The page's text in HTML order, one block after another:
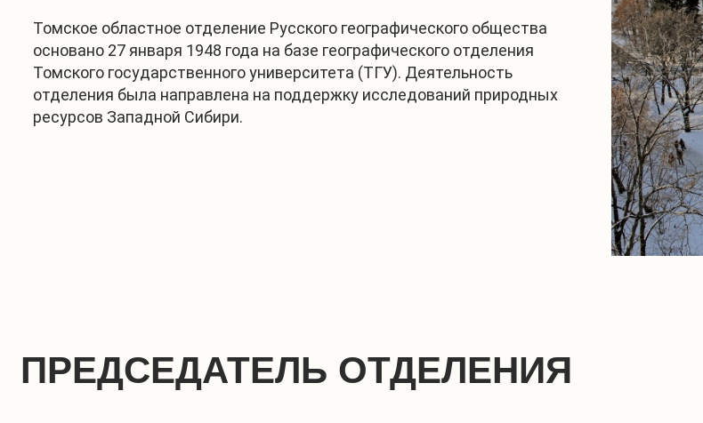
Томское областное отделение Русского географического общества
основано 27 января 1948 года на базе географического отделения
Томского государственного университета (ТГУ). Деятельность
отделения была направлена на поддержку исследований природных
ресурсов Западной Сибири.
ПРЕДСЕДАТЕЛЬ ОТДЕЛЕНИЯ